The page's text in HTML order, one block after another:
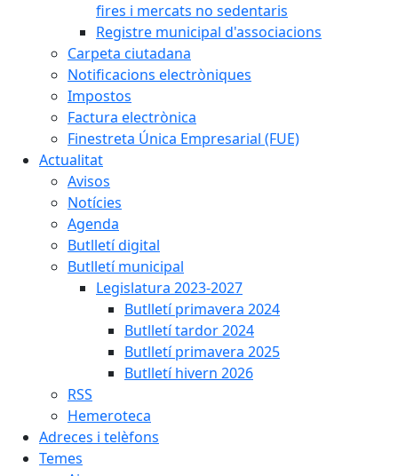
fires i mercats no sedentaris
Registre municipal d'associacions
Carpeta ciutadana
Notificacions electròniques
Impostos
Factura electrònica
Finestreta Única Empresarial (FUE)
Actualitat
Avisos
Notícies
Agenda
Butlletí digital
Butlletí municipal
Legislatura 2023-2027
Butlletí primavera 2024
Butlletí tardor 2024
Butlletí primavera 2025
Butlletí hivern 2026
RSS
Hemeroteca
Adreces i telèfons
Temes